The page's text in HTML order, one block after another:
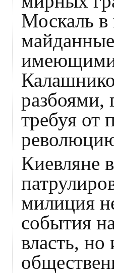
Москаль в
имеющими
разбоями,
требуя от
Киевляне
милиция
события
власть,